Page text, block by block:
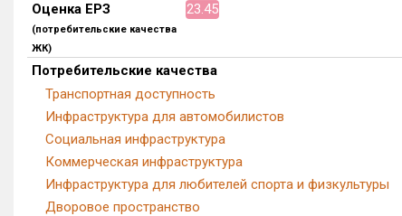
Оценка ЕРЗ
(потребительские качества
ЖК)
23.45
Потребительские качества
Транспортная доступность
Инфраструктура для автомобилистов
Социальная инфраструктура
Коммерческая инфраструктура
Инфраструктура для любителей спорта и физкультуры
Дворовое пространство